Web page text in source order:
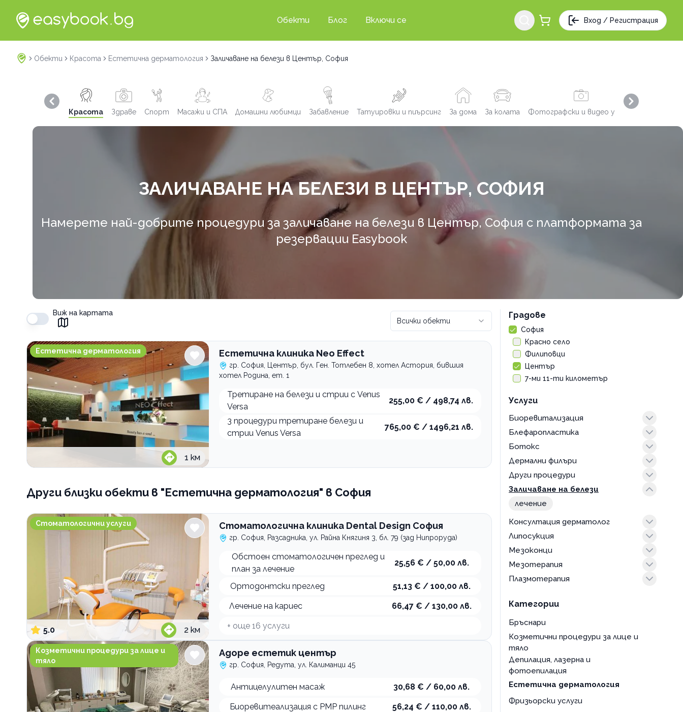
Обекти Блог Включи се Вход / Регистрация
Обекти Красота Естетична дерматология Заличаване на белези в Център, София
Красота Здраве Спорт Масажи и СПА Домашни любимци Забавление Татуировки и пиърсинг За дома За колата Фотографски и видео услуги
Previous slide Next slide
ЗАЛИЧАВАНЕ НА БЕЛЕЗИ В ЦЕНТЪР, СОФИЯ
Намерете най-добрите процедури за заличаване на белези в Център, София с платформата за
резервации Easybook
Виж на картата
Всички обекти
Естетична клиника Neo Effect
Естетична дерматология
1 км
Естетична клиника Neo Effect
гр. София, Център, бул. Ген. Тотлебен 8, хотел Астория, бившия
хотел Родина, ет. 1
Третиране на белези и стрии с Venus
Versa
255,00 € / 498,74 лв.
3 процедури третиране белези и
стрии Venus Versa
765,00 € / 1496,21 лв.
Други близки обекти в "Естетична дерматология" в София
Стоматологична клиника Dental Design София
Стоматологични услуги
5.0 2 км
Стоматологична клиника Dental Design София
гр. София, Разсадника, ул. Райна Княгиня 3, бл. 79 (зад Нипроруда)
Обстоен стоматологичен преглед и
план за лечение
25,56 € / 50,00 лв.
Ортодонтски преглед 51,13 € / 100,00 лв.
Лечение на кариес 66,47 € / 130,00 лв.
+ още 16 услуги
Адоре естетик център
Козметични процедури за лице и
тяло
Адоре естетик център
гр. София, Редута, ул. Калиманци 45
Aнтицелулитен масаж 30,68 € / 60,00 лв.
Биоревитеализация с PMP пилинг 56,24 € / 110,00 лв.
Градове
София
Красно село
Филиповци
Център
7-ми 11-ти километър
Услуги
Биоревитализация
лице
Блефаропластика
foxy eyes
белези
бръчки
клепач
на зона
пачи крак
премахване на папиломи
Ботокс
изпотяване
лице
тяло
Дермални филъри
лице
тяло
устни
Други процедури
лечение
Заличаване на белези
лечение
Консултация дерматолог
преглед
Липосукция
лице
тяло
Мезоконци
поставяне
Мезотерапия
лице
Плазмотерапия
при косопад
тяло
Категории
Бръснари
Козметични процедури за лице и
тяло
Депилация, лазерна и
фотоепилация
Естетична дерматология
Фризьорски услуги